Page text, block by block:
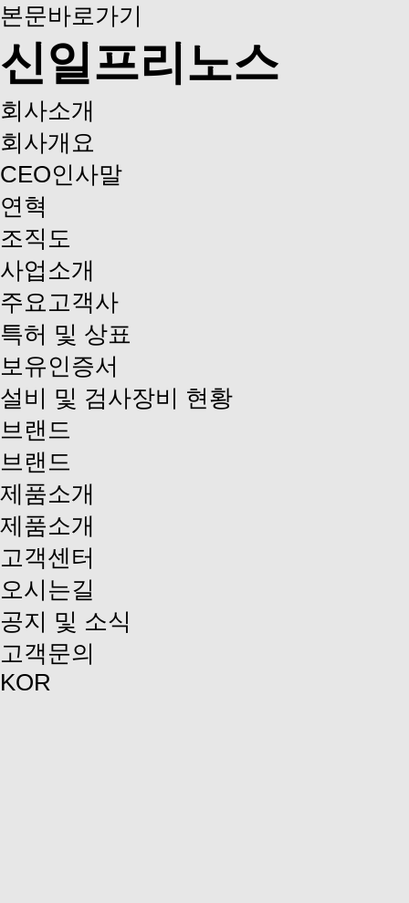
본문바로가기
신일프리노스
회사소개
회사개요
CEO인사말
연혁
조직도
사업소개
주요고객사
특허 및 상표
보유인증서
설비 및 검사장비 현황
브랜드
브랜드
제품소개
제품소개
고객센터
오시는길
공지 및 소식
고객문의
KOR